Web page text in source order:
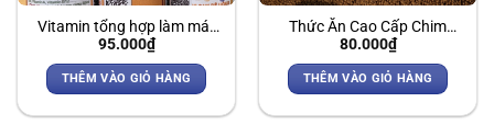
Vitamin tổng hợp làm mát
chim
95.000₫
THÊM VÀO GIỎ HÀNG
Thức Ăn Cao Cấp Chim
Chào Mào – Cám Thi Đấu
80.000₫
THÊM VÀO GIỎ HÀNG